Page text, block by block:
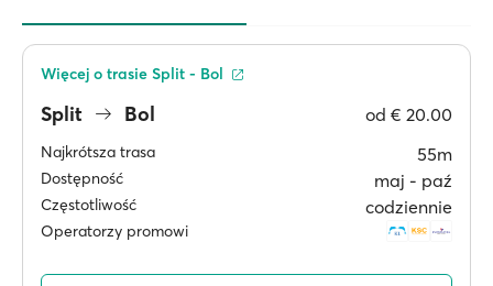
Split Bol od € 20.00
Najkrótsza trasa 55m
Dostępność maj ‐ paź
Częstotliwość codziennie
Operatorzy promowi
Więcej o trasie Split - Bol